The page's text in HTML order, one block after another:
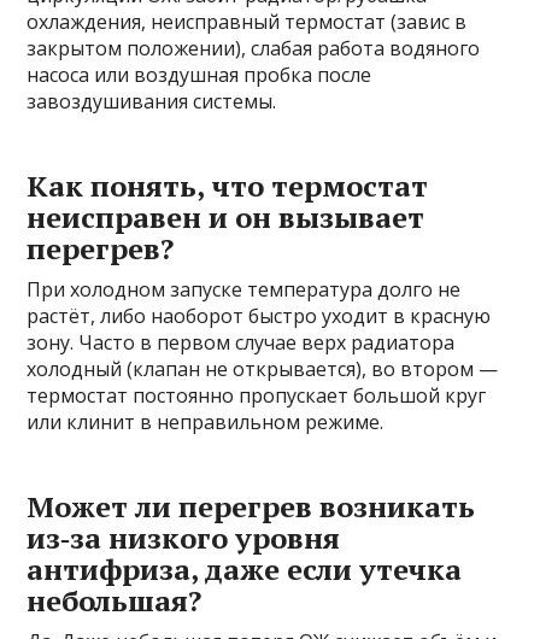
охлаждения, неисправный термостат (завис в
закрытом положении), слабая работа водяного
насоса или воздушная пробка после
завоздушивания системы.
Как понять, что термостат
неисправен и он вызывает
перегрев?
При холодном запуске температура долго не
растёт, либо наоборот быстро уходит в красную
зону. Часто в первом случае верх радиатора
холодный (клапан не открывается), во втором —
термостат постоянно пропускает большой круг
или клинит в неправильном режиме.
Может ли перегрев возникать
из‑за низкого уровня
антифриза, даже если утечка
небольшая?